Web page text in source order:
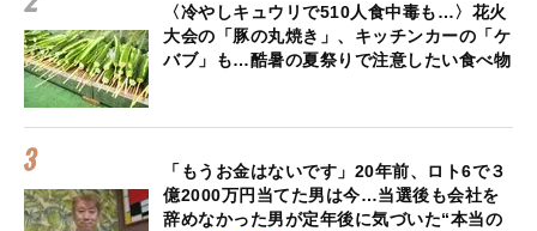
〈冷やしキュウリで510人食中毒も…〉花火
大会の「豚の丸焼き」、キッチンカーの「ケ
バブ」も…酷暑の夏祭りで注意したい食べ物
「もうお金はないです」20年前、ロト6で３
億2000万円当てた男は今…当選後も会社を
辞めなかった男が定年後に気づいた“本当の